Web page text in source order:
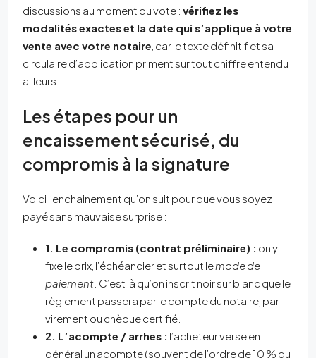
discussions au moment du vote : vérifiez les
modalités exactes et la date qui s’applique à votre
vente avec votre notaire , car le texte définitif et sa
circulaire d’application priment sur tout chiffre entendu
ailleurs.
Les étapes pour un
encaissement sécurisé, du
compromis à la signature
Voici l’enchainement qu’on suit pour que vous soyez
payé sans mauvaise surprise :
1. Le compromis (contrat préliminaire) : on y
fixe le prix, l’échéancier et surtout lemode de
paiement . C’est là qu’on inscrit noir sur blanc que le
règlement passera par le compte du notaire, par
virement ou chèque certifié.
2. L’acompte / arrhes : l’acheteur verse en
général un acompte (souvent de l’ordre de 10 % du